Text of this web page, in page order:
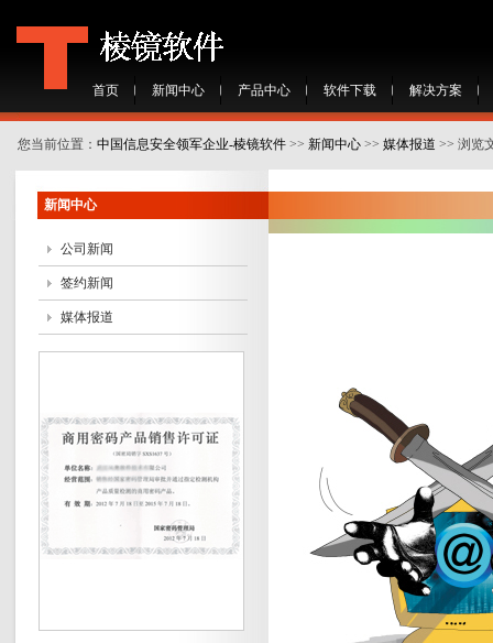
首页 新闻中心 产品中心 软件下载 解决方案
您当前位置： 中国信息安全领军企业-棱镜软件>> 新闻中心>> 媒体报道 >> 浏览
新闻中心
公司新闻
签约新闻
媒体报道